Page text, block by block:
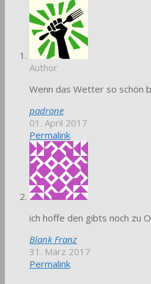
Author
Wenn das Wetter so schön
padrone
01. April 2017
Permalink
ich hoffe den gibts noch zu
Blank Franz
31. März 2017
Permalink